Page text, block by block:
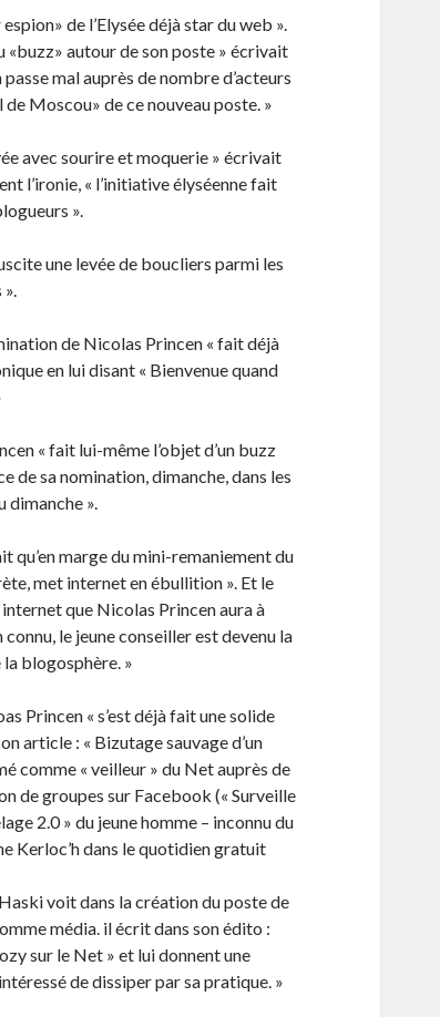
de l’Elysée déjà star du web ».
«buzz» autour de son poste » écrivait
mal auprès de nombre d’acteurs
Moscou» de ce nouveau poste. »
avec sourire et moquerie » écrivait
l’ironie, « l’initiative élyséenne fait
».
une levée de boucliers parmi les
de Nicolas Princen « fait déjà
en lui disant « Bienvenue quand
« fait lui-même l’objet d’un buzz
de sa nomination, dimanche, dans les
dimanche ».
marge du mini-remaniement du
met internet en ébullition ». Et le
que Nicolas Princen aura à
le jeune conseiller est devenu la
blogosphère. »
Princen « s’est déjà fait une solide
article : « Bizutage sauvage d’un
comme « veilleur » du Net auprès de
de groupes sur Facebook (« Surveille
2.0 » du jeune homme – inconnu du
Kerloc’h dans le quotidien gratuit
voit dans la création du poste de
média. il écrit dans son édito :
sur le Net » et lui donnent une
de dissiper par sa pratique. »